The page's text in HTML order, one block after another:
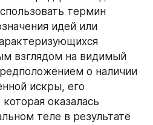
термин
идей или
взглядом на видимый
о наличии
искры, его
оказалась
теле в результате